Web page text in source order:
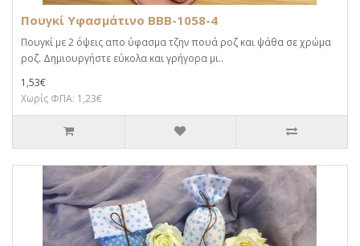
Πουγκί Υφασμάτινο BBB-1058-4
Πουγκί με 2 όψεις απο ύφασμα τζην πουά ροζ και ψάθα σε χρώμα
ροζ. Δημιουργήστε εύκολα και γρήγορα μι..
1,53€
Χωρίς ΦΠΑ: 1,23€